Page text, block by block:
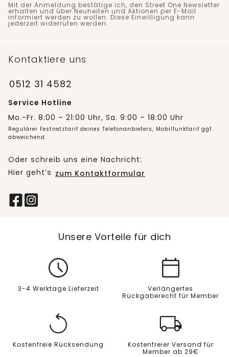
Mit der Anmeldung bestätige ich, den Street One Newsletter
erhalten und über Neuheiten und Aktionen per E-Mail
informiert werden zu wollen. Diese Einwilligung kann
jederzeit widerrufen werden.
Kontaktiere uns
0512 31 4582
Service Hotline
Mo.-Fr. 8:00 – 21:00 Uhr, Sa. 9:00 – 18:00 Uhr
Regulärer Festnetztarif deines Telefonanbieters, Mobilfunktarif ggf.
abweichend.
Oder schreib uns eine Nachricht:
Hier geht’s zum Kontaktformular
Unsere Vorteile für dich
3-4 Werktage Lieferzeit
Verlängertes
Rückgaberecht für Member
Kostenfreie Rücksendung
Kostenfreier Versand für
Member ab 29€